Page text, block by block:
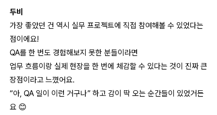
두비
가장 좋았던 건 역시 실무 프로젝트에 직접 참여해볼 수 있었다는
점이에요!
QA를 한 번도 경험해보지 못한 분들이라면
업무 흐름이랑 실제 현장을 한 번에 체감할 수 있다는 것이 진짜 큰
장점이라고 느꼈어요.
“아, QA 일이 이런 거구나” 하고 감이 딱 오는 순간들이 있었거든
요 😊